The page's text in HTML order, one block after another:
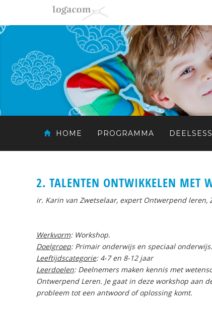
HOME PROGRAMMA
2. TALENTEN ONTWIKKELEN MET
ir. Karin van Zwetselaar, expert Ontwerpend leren,
Werkvorm: Workshop.
Doelgroep: Primair onderwijs en speciaal onderwijs.
Leeftijdscategorie: 4-7 en 8-12 jaar
Leerdoelen: Deelnemers maken kennis met
Ontwerpend Leren. Je gaat in deze workshop aan
probleem tot een antwoord of oplossing komt.